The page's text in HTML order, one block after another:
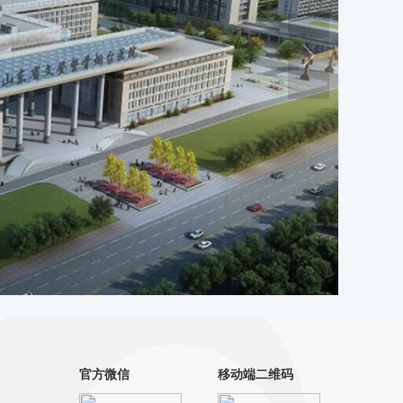
官方微信 移动端二维码